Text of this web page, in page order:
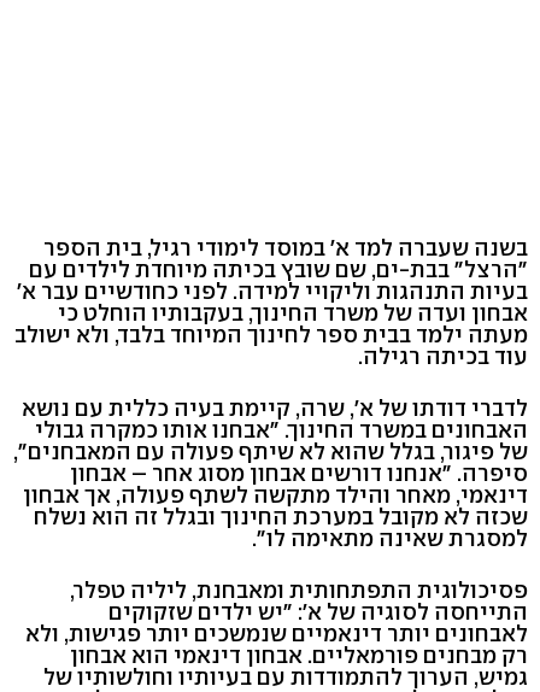
בשנה שעברה למד א' במוסד לימודי רגיל, בית הספר
"הרצל" בבת-ים, שם שובץ בכיתה מיוחדת לילדים עם
בעיות התנהגות וליקויי למידה. לפני כחודשיים עבר א'
אבחון ועדה של משרד החינוך, בעקבותיו הוחלט כי
מעתה ילמד בבית ספר לחינוך המיוחד בלבד, ולא ישולב
עוד בכיתה רגילה.
לדברי דודתו של א', שרה, קיימת בעיה כללית עם נושא
האבחונים במשרד החינוך. "אבחנו אותו כמקרה גבולי
של פיגור, בגלל שהוא לא שיתף פעולה עם המאבחנים",
סיפרה. "אנחנו דורשים אבחון מסוג אחר – אבחון
דינאמי, מאחר והילד מתקשה לשתף פעולה, אך אבחון
שכזה לא מקובל במערכת החינוך ובגלל זה הוא נשלח
למסגרת שאינה מתאימה לו".
פסיכולוגית התפתחותית ומאבחנת, ליליה טפלר,
התייחסה לסוגיה של א': "יש ילדים שזקוקים
לאבחונים יותר דינאמיים שנמשכים יותר פגישות, ולא
רק מבחנים פורמאליים. אבחון דינאמי הוא אבחון
גמיש, הערוך להתמודדות עם בעיותיו וחולשותיו של